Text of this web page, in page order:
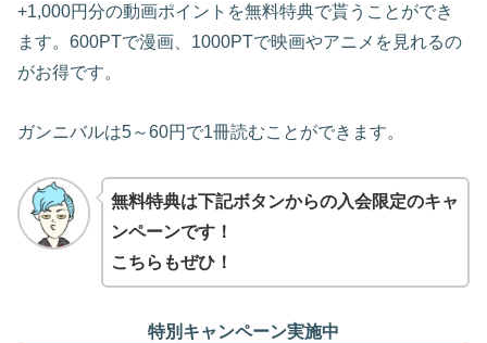
+1,000円分の動画ポイントを無料特典で貰うことができ
ます。600PTで漫画、1000PTで映画やアニメを見れるの
がお得です。
ガンニバルは5～60円で1冊読むことができます。
無料特典は下記ボタンからの入会限定のキャ
ンペーンです！
こちらもぜひ！
特別キャンペーン実施中